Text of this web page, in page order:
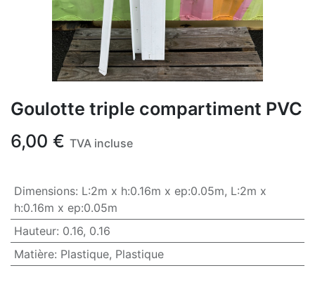
Goulotte triple compartiment PVC
6,00 € TVA incluse
Dimensions: L:2m x h:0.16m x ep:0.05m, L:2m x
h:0.16m x ep:0.05m
Hauteur: 0.16, 0.16
Matière: Plastique, Plastique